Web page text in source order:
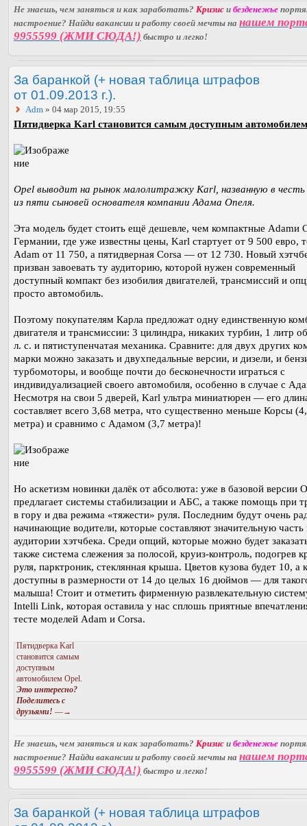
Не знаешь, чем заняться и как заработать? Кризис и безденежье
настроение? Найди вакансии и работу своей мечты на нашем
9955599 (ЖМИ СЮДА!) быстро и легко!
За баранкой (+ новая таблица штрафов
от 01.09.2013 г.).
Adm » 04 мар 2015, 19:55
Пятидверка Karl становится самым доступным
Opel выводит на рынок малолитражку Karl, названную в честь
из пяти сыновей основателя компании Адама Опеля.
Эта модель будет стоить ещё дешевле, чем компактные Adamи
Германии, где уже известны цены, Karl стартует от 9 500 евро,
Adam от 11 750, а пятидверная Corsa — от 12 730. Новый
призван завоевать ту аудиторию, которой нужен современный
доступный компакт без изобилия двигателей, трансмиссий и
просто автомобиль.
Поэтому покупателям Карла предложат одну единственную
двигателя и трансмиссии: 3 цилиндра, никаких турбин, 1 литр
л. с. и пятиступенчатая механика. Сравните: для двух других
марки можно заказать и двухпедальные версии, и дизели, и
турбомоторы, и вообще почти до бесконечности играться с
индивидуализацией своего автомобиля, особенно в случае с
Несмотря на свои 5 дверей, Karl ультра миниатюрен — его
составляет всего 3,68 метра, что существенно меньше Корсы
метра) и сравнимо с Адамом (3,7 метра)!
Но аскетизм новинки далёк от абсолюта: уже в базовой версии
предлагает системы стабилизации и АБС, а также помощь при
в гору и два режима «тяжести» руля. Последним будут очень
начинающие водители, которые составляют значительную часть
аудитории хэтчбека. Среди опций, которые можно будет
также система слежения за полосой, круиз-контроль, подогрев
руля, парктроник, стеклянная крыша. Цветов кузова будет 10, а
доступны в размерности от 14 до целых 16 дюймов — для
малыша! Стоит и отметить фирменную развлекательную
Intelli Link, которая оставила у нас сплошь приятные
тесте моделей Adam и Corsa.
Пятидверка Karl
становится самым
доступным
автомобилем Opel.
Это интересно?
Поделитесь с
друзьями! —→
Не знаешь, чем заняться и как заработать? Кризис и безденежье
настроение? Найди вакансии и работу своей мечты на нашем
9955599 (ЖМИ СЮДА!) быстро и легко!
За баранкой (+ новая таблица штрафов